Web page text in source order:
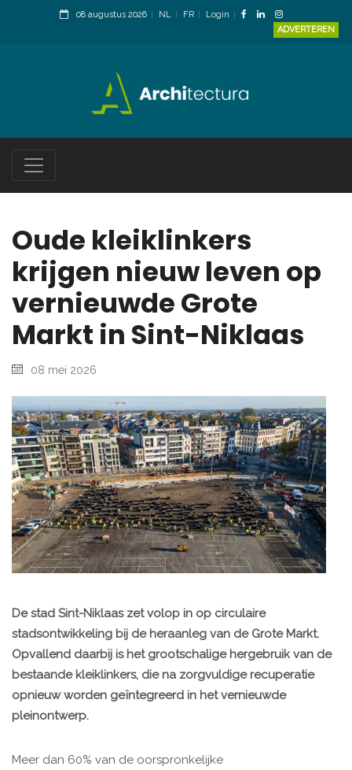
08 augustus 2026 NL FR
Login
ADVERTEREN
Oude kleiklinkers
krijgen nieuw leven op
vernieuwde Grote
Markt in Sint-Niklaas
08 mei 2026
De stad Sint-Niklaas zet volop in op circulaire
stadsontwikkeling bij de heraanleg van de Grote Markt.
Opvallend daarbij is het grootschalige hergebruik van de
bestaande kleiklinkers, die na zorgvuldige recuperatie
opnieuw worden geïntegreerd in het vernieuwde
pleinontwerp.
Meer dan 60% van de oorspronkelijke